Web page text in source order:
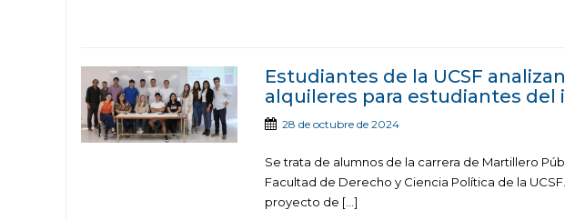
Estudiantes de la UCSF
alquileres para estudiantes del
28 de octubre de 2024
Se trata de alumnos de la carrera de Martillero
Facultad de Derecho y Ciencia Política de la
proyecto de […]